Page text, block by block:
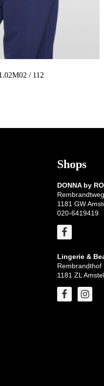
/ 112
Shops
DONNA by
1181 GW
020-6419419
Lingerie &
Rembrandthof
1181 ZL